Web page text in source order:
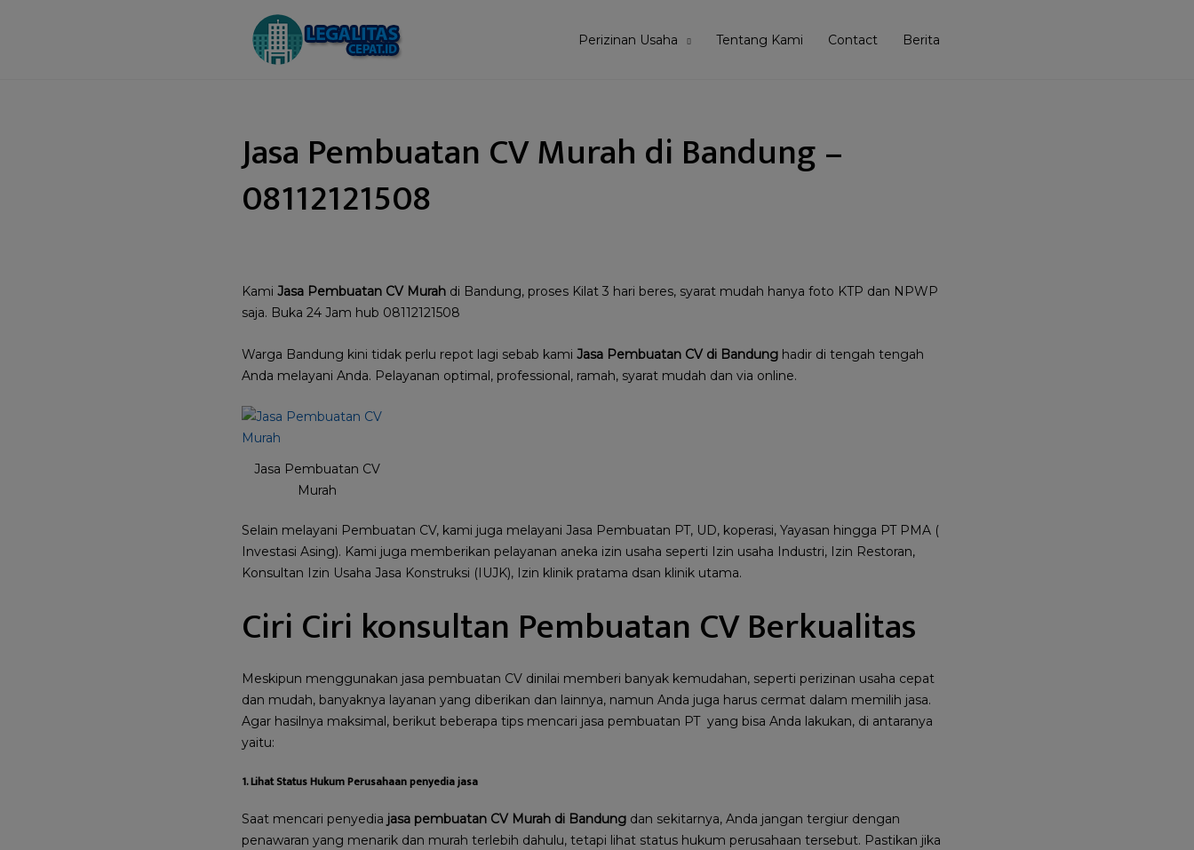
Perizinan Usaha Tentang Kami Contact Berita
Jasa Pembuatan CV Murah di Bandung –
08112121508
Kami Jasa Pembuatan CV Murah di Bandung, proses Kilat 3 hari beres, syarat mudah hanya foto KTP dan NPWP
saja. Buka 24 Jam hub 08112121508
Warga Bandung kini tidak perlu repot lagi sebab kami Jasa Pembuatan CV di Bandung hadir di tengah tengah
Anda melayani Anda. Pelayanan optimal, professional, ramah, syarat mudah dan via online.
Jasa Pembuatan CV
Murah
Selain melayani Pembuatan CV, kami juga melayani Jasa Pembuatan PT, UD, koperasi, Yayasan hingga PT PMA (
Investasi Asing). Kami juga memberikan pelayanan aneka izin usaha seperti Izin usaha Industri, Izin Restoran,
Konsultan Izin Usaha Jasa Konstruksi (IUJK), Izin klinik pratama dsan klinik utama.
Ciri Ciri konsultan Pembuatan CV Berkualitas
Meskipun menggunakan jasa pembuatan CV dinilai memberi banyak kemudahan, seperti perizinan usaha cepat
dan mudah, banyaknya layanan yang diberikan dan lainnya, namun Anda juga harus cermat dalam memilih jasa.
Agar hasilnya maksimal, berikut beberapa tips mencari jasa pembuatan PT yang bisa Anda lakukan, di antaranya
yaitu:
1. Lihat Status Hukum Perusahaan penyedia jasa
Saat mencari penyedia jasa pembuatan CV Murah di Bandung dan sekitarnya, Anda jangan tergiur dengan
penawaran yang menarik dan murah terlebih dahulu, tetapi lihat status hukum perusahaan tersebut. Pastikan jika